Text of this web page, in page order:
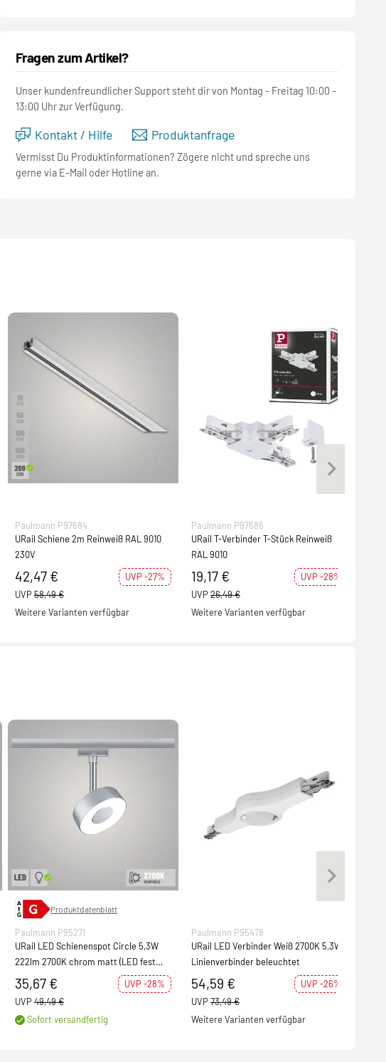
Fragen zum Artikel?
Unser kundenfreundlicher Support steht dir von Montag - Freitag 10:00 -
13:00 Uhr zur Verfügung.
Kontakt / Hilfe Produktanfrage
Vermisst Du Produktinformationen? Zögere nicht und spreche uns
gerne via E-Mail oder Hotline an.
Paulmann P97684
URail Schiene 2m Reinweiß RAL 9010
230V
42,47 €
UVP -27%
UVP 58,49 €
Weitere Varianten verfügbar
Paulmann P97686
URail T-Verbinder T-Stück Reinweiß
RAL 9010
19,17 €
UVP -28%
UVP 26,49 €
Weitere Varianten verfügbar
Produktdatenblatt
Paulmann P95271
URail LED Schienenspot Circle 5,3W
222lm 2700K chrom matt (LED fest
verbaut)
35,67 €
UVP -28%
UVP 49,49 €
Sofort versandfertig
Paulmann P95478
URail LED Verbinder Weiß 2700K 5,3W
Linienverbinder beleuchtet
54,59 €
UVP -26%
UVP 73,49 €
Weitere Varianten verfügbar